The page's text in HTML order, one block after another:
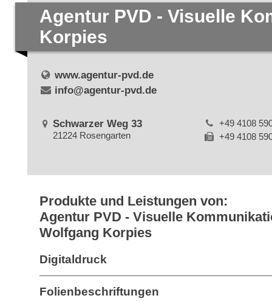
Agentur PVD - Visuelle
Korpies
www.agentur-pvd.de
info@agentur-pvd.de
Schwarzer Weg 33
21224 Rosengarten
+49 4108
+49 4108
Produkte und Leistungen von:
Agentur PVD - Visuelle
Wolfgang Korpies
Digitaldruck
Folienbeschriftungen